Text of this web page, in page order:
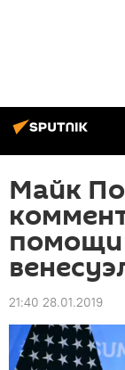
Майк
21:40 28.01.2019